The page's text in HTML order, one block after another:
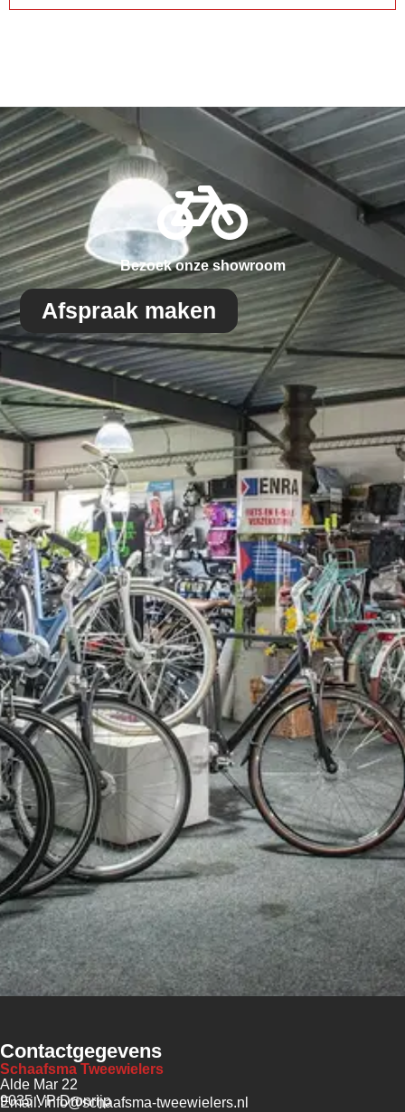
Bezoek onze showroom
Afspraak maken
Contactgegevens
Schaafsma Tweewielers
Alde Mar 22
9035 VP Dronrijp
Email: info@schaafsma-tweewielers.nl